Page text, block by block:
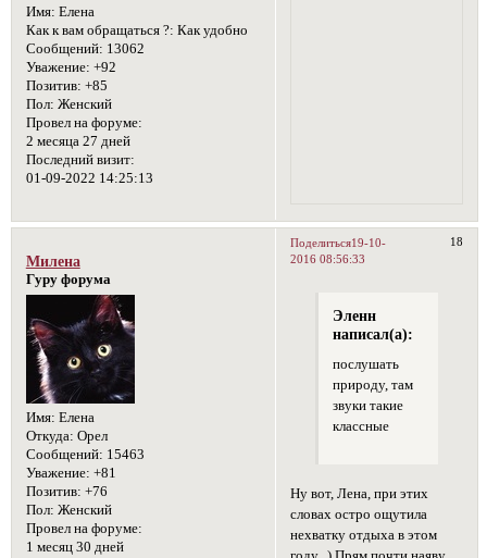
Имя: Елена
Как к вам обращаться ?: Как удобно
Сообщений: 13062
Уважение: +92
Позитив: +85
Пол: Женский
Провел на форуме:
2 месяца 27 дней
Последний визит:
01-09-2022 14:25:13
Поделиться 18
19-10-
2016 08:56:33
Милена
Гуру форума
Имя: Елена
Откуда: Орел
Сообщений: 15463
Уважение: +81
Позитив: +76
Пол: Женский
Провел на форуме:
1 месяц 30 дней
Эленн
написал(а):
послушать
природу, там
звуки такие
классные
Ну вот, Лена, при этих
словах остро ощутила
нехватку отдыха в этом